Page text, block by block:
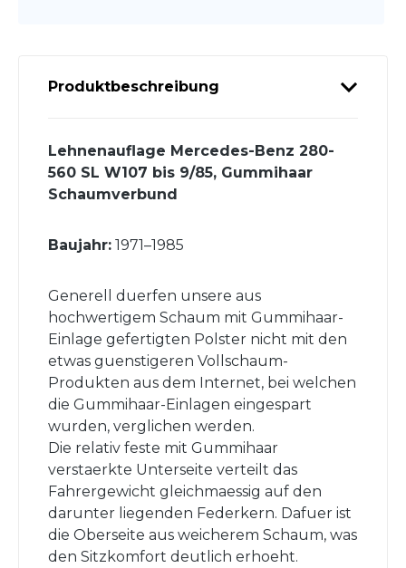
Produktbeschreibung
Lehnenauflage Mercedes-Benz 280-
560 SL W107 bis 9/85, Gummihaar
Schaumverbund
Baujahr: 1971–1985
Generell duerfen unsere aus
hochwertigem Schaum mit Gummihaar-
Einlage gefertigten Polster nicht mit den
etwas guenstigeren Vollschaum-
Produkten aus dem Internet, bei welchen
die Gummihaar-Einlagen eingespart
wurden, verglichen werden.
Die relativ feste mit Gummihaar
verstaerkte Unterseite verteilt das
Fahrergewicht gleichmaessig auf den
darunter liegenden Federkern. Dafuer ist
die Oberseite aus weicherem Schaum, was
den Sitzkomfort deutlich erhoeht.